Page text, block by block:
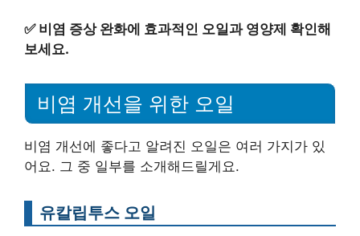
✅ 비염 증상 완화에 효과적인 오일과 영양제 확인해
보세요.
비염 개선을 위한 오일
비염 개선에 좋다고 알려진 오일은 여러 가지가 있
어요. 그 중 일부를 소개해드릴게요.
유칼립투스 오일